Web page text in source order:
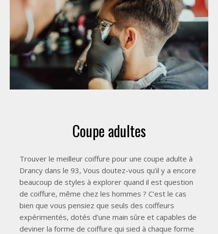
Coupe adultes
Trouver le meilleur coiffure pour une coupe adulte à
Drancy dans le 93, Vous doutez-vous qu’il y a encore
beaucoup de styles à explorer quand il est question
de coiffure, même chez les hommes ? C’est le cas
bien que vous pensiez que seuls des coiffeurs
expérimentés, dotés d’une main sûre et capables de
deviner la forme de coiffure qui sied à chaque forme